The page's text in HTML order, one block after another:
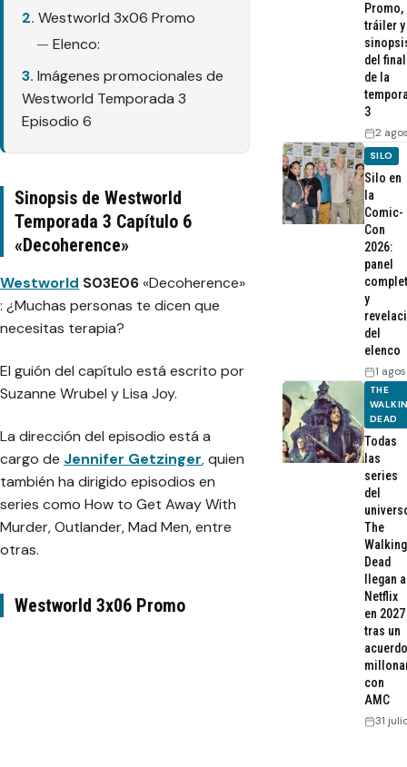
Westworld 3x06 Promo
Elenco:
Imágenes promocionales de
Westworld Temporada 3
Episodio 6
Sinopsis de Westworld
Temporada 3 Capítulo 6
«Decoherence»
Westworld S03E06«Decoherence»
: ¿Muchas personas te dicen que
necesitas terapia?
El guión del capítulo está escrito por
Suzanne Wrubel y Lisa Joy.
La dirección del episodio está a
cargo de Jennifer Getzinger,quien
también ha dirigido episodios en
series como How to Get Away With
Murder, Outlander, Mad Men, entre
otras.
Westworld 3x06 Promo
Promo,
tráiler y
del final
de la
3
2
SILO
Silo en
la
Comic-
Con
2026:
panel
y
del
elenco
1
THE
DEAD
Todas
las
series
del
The
Walking
Dead
llegan a
Netflix
en 2027
tras un
acuerdo
con
AMC
31